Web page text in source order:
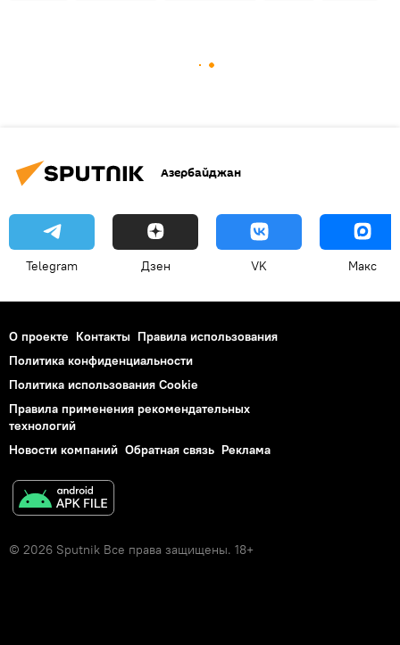
Азербайджан
Telegram Дзен VK Макс
О проекте Контакты Правила использования
Политика конфиденциальности
Политика использования Cookie
Правила применения рекомендательных
технологий
Новости компаний Обратная связь Реклама
© 2026 Sputnik Все права защищены. 18+